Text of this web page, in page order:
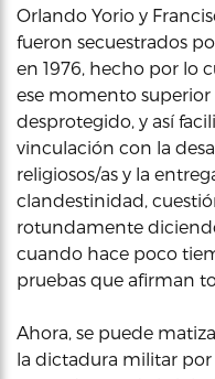
Orlando Yorio y
fueron secuestrados
en 1976, hecho por lo
ese momento
desprotegido, y así
vinculación con la
religiosos/as y la
clandestinidad,
rotundamente
cuando hace poco
pruebas que afirman
Ahora, se puede
la dictadura militar